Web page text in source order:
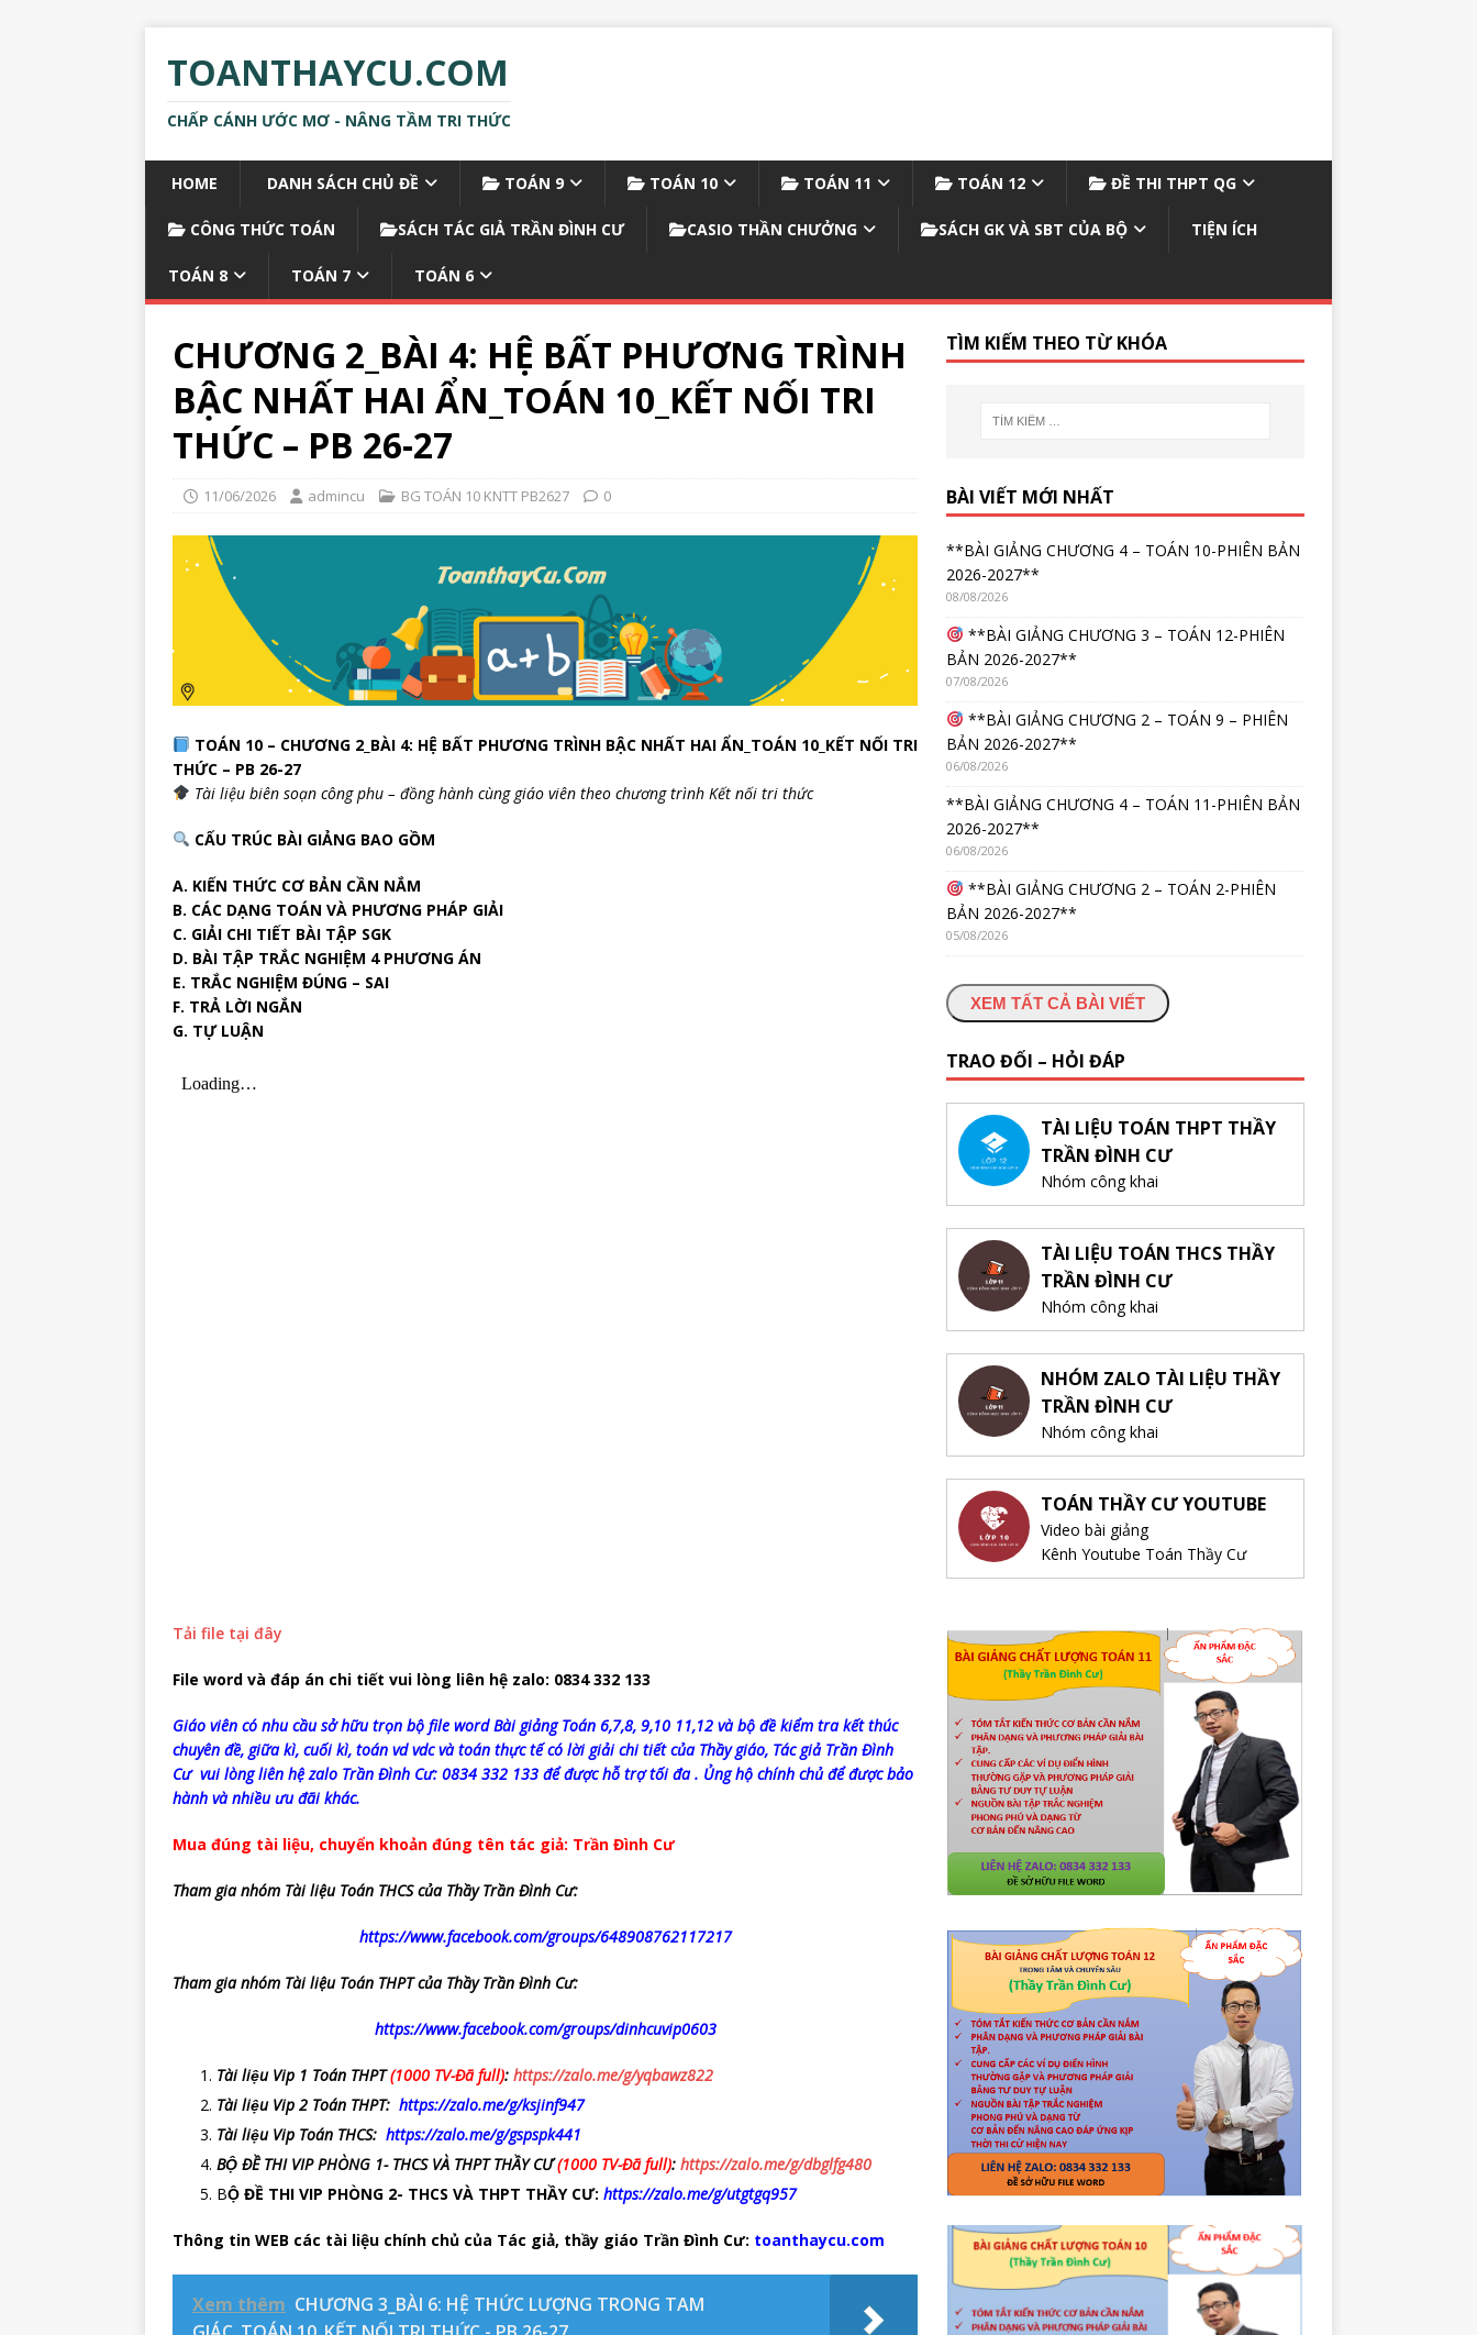
TOANTHAYCU.COM
CHẤP CÁNH ƯỚC MƠ - NÂNG TẦM TRI THỨC
HOME DANH SÁCH CHỦ ĐỀ TOÁN 9 TOÁN 10 TOÁN 11 TOÁN 12 ĐỀ THI THPT QG
CÔNG THỨC TOÁN SÁCH TÁC GIẢ TRẦN ĐÌNH CƯ CASIO THẦN CHƯỞNG SÁCH GK VÀ SBT CỦA BỘ TIỆN ÍCH
TOÁN 8 TOÁN 7 TOÁN 6
CHƯƠNG 2_BÀI 4: HỆ BẤT PHƯƠNG TRÌNH
BẬC NHẤT HAI ẨN_TOÁN 10_KẾT NỐI TRI
THỨC – PB 26-27
11/06/2026 admincu BG TOÁN 10 KNTT PB2627 0
TOÁN 10 – CHƯƠNG 2_BÀI 4: HỆ BẤT PHƯƠNG TRÌNH BẬC NHẤT HAI ẨN_TOÁN 10_KẾT NỐI TRI
THỨC – PB 26-27
Tài liệu biên soạn công phu – đồng hành cùng giáo viên theo chương trình Kết nối tri thức
CẤU TRÚC BÀI GIẢNG BAO GỒM
A. KIẾN THỨC CƠ BẢN CẦN NẮM
B. CÁC DẠNG TOÁN VÀ PHƯƠNG PHÁP GIẢI
C. GIẢI CHI TIẾT BÀI TẬP SGK
D. BÀI TẬP TRẮC NGHIỆM 4 PHƯƠNG ÁN
E. TRẮC NGHIỆM ĐÚNG – SAI
F. TRẢ LỜI NGẮN
G. TỰ LUẬN
Tải file tại đây
File word và đáp án chi tiết vui lòng liên hệ zalo: 0834 332 133
Giáo viên có nhu cầu sở hữu trọn bộ file word Bài giảng Toán 6,7,8, 9,10 11,12 và bộ đề kiểm tra kết thúc
chuyên đề, giữa kì, cuối kì, toán vd vdc và toán thực tế có lời giải chi tiết của Thầy giáo, Tác giả Trần Đình
Cư vui lòng liên hệ zalo Trần Đình Cư: 0834 332 133 để được hỗ trợ tối đa . Ủng hộ chính chủ để được bảo
hành và nhiều ưu đãi khác.
Mua đúng tài liệu, chuyển khoản đúng tên tác giả: Trần Đình Cư
Tham gia nhóm Tài liệu Toán THCS của Thầy Trần Đình Cư:
https://www.facebook.com/groups/648908762117217
Tham gia nhóm Tài liệu Toán THPT của Thầy Trần Đình Cư:
https://www.facebook.com/groups/dinhcuvip0603
Tài liệu Vip 1 Toán THPT(1000 TV-Đã full): https://zalo.me/g/yqbawz822
Tài liệu Vip 2 Toán THPT: https://zalo.me/g/ksjinf947
Tài liệu Vip Toán THCS: https://zalo.me/g/gspspk441
BỘ ĐỀ THI VIP PHÒNG 1- THCS VÀ THPT THẦY CƯ(1000 TV-Đã full): https://zalo.me/g/dbglfg480
BỘ ĐỀ THI VIP PHÒNG 2- THCS VÀ THPT THẦY CƯ: https://zalo.me/g/utgtgq957
Thông tin WEB các tài liệu chính chủ của Tác giả, thầy giáo Trần Đình Cư: toanthaycu.com
Xem thêm CHƯƠNG 3_BÀI 6: HỆ THỨC LƯỢNG TRONG TAM
TÌM KIẾM THEO TỪ KHÓA
BÀI VIẾT MỚI NHẤT
**BÀI GIẢNG CHƯƠNG 4 – TOÁN 10-PHIÊN BẢN
2026-2027**
08/08/2026
**BÀI GIẢNG CHƯƠNG 3 – TOÁN 12-PHIÊN
BẢN 2026-2027**
07/08/2026
**BÀI GIẢNG CHƯƠNG 2 – TOÁN 9 – PHIÊN
BẢN 2026-2027**
06/08/2026
**BÀI GIẢNG CHƯƠNG 4 – TOÁN 11-PHIÊN BẢN
2026-2027**
06/08/2026
**BÀI GIẢNG CHƯƠNG 2 – TOÁN 2-PHIÊN
BẢN 2026-2027**
05/08/2026
XEM TẤT CẢ BÀI VIẾT
TRAO ĐỔI – HỎI ĐÁP
TÀI LIỆU TOÁN THPT THẦY
TRẦN ĐÌNH CƯ
Nhóm công khai
TÀI LIỆU TOÁN THCS THẦY
TRẦN ĐÌNH CƯ
Nhóm công khai
NHÓM ZALO TÀI LIỆU THẦY
TRẦN ĐÌNH CƯ
Nhóm công khai
TOÁN THẦY CƯ YOUTUBE
Video bài giảng
Kênh Youtube Toán Thầy Cư